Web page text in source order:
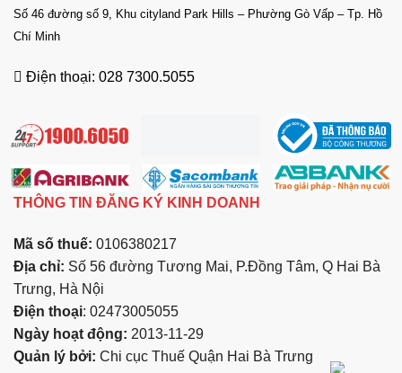
Số 46 đường số 9, Khu cityland Park Hills – Phường Gò Vấp – Tp. Hồ
Chí Minh
Điện thoại: 028 7300.5055
THÔNG TIN ĐĂNG KÝ KINH DOANH
Mã số thuế: 0106380217
Địa chỉ: Số 56 đường Tương Mai, P.Đồng Tâm, Q Hai Bà
Trưng, Hà Nội
Điện thoại: 02473005055
Ngày hoạt động: 2013-11-29
Quản lý bởi: Chi cục Thuế Quận Hai Bà Trưng